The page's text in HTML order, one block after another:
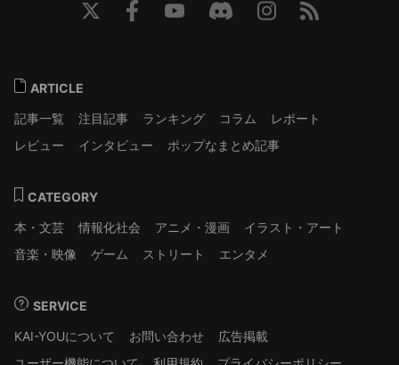
ARTICLE
記事一覧
注目記事 ランキング コラム
レポート
レビュー
インタビュー ポップなまとめ記事
CATEGORY
本・文芸
情報化社会 アニメ・漫画
イラスト・アート
音楽・映像
ゲーム ストリート エンタメ
SERVICE
KAI-YOUについて
お問い合わせ
広告掲載